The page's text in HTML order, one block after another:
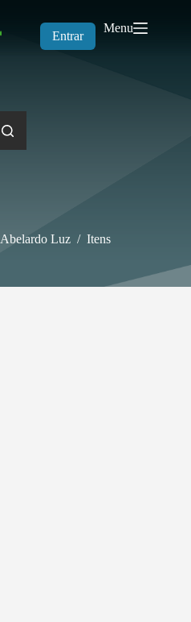
Entrar
Menu
Abelardo Luz / Itens